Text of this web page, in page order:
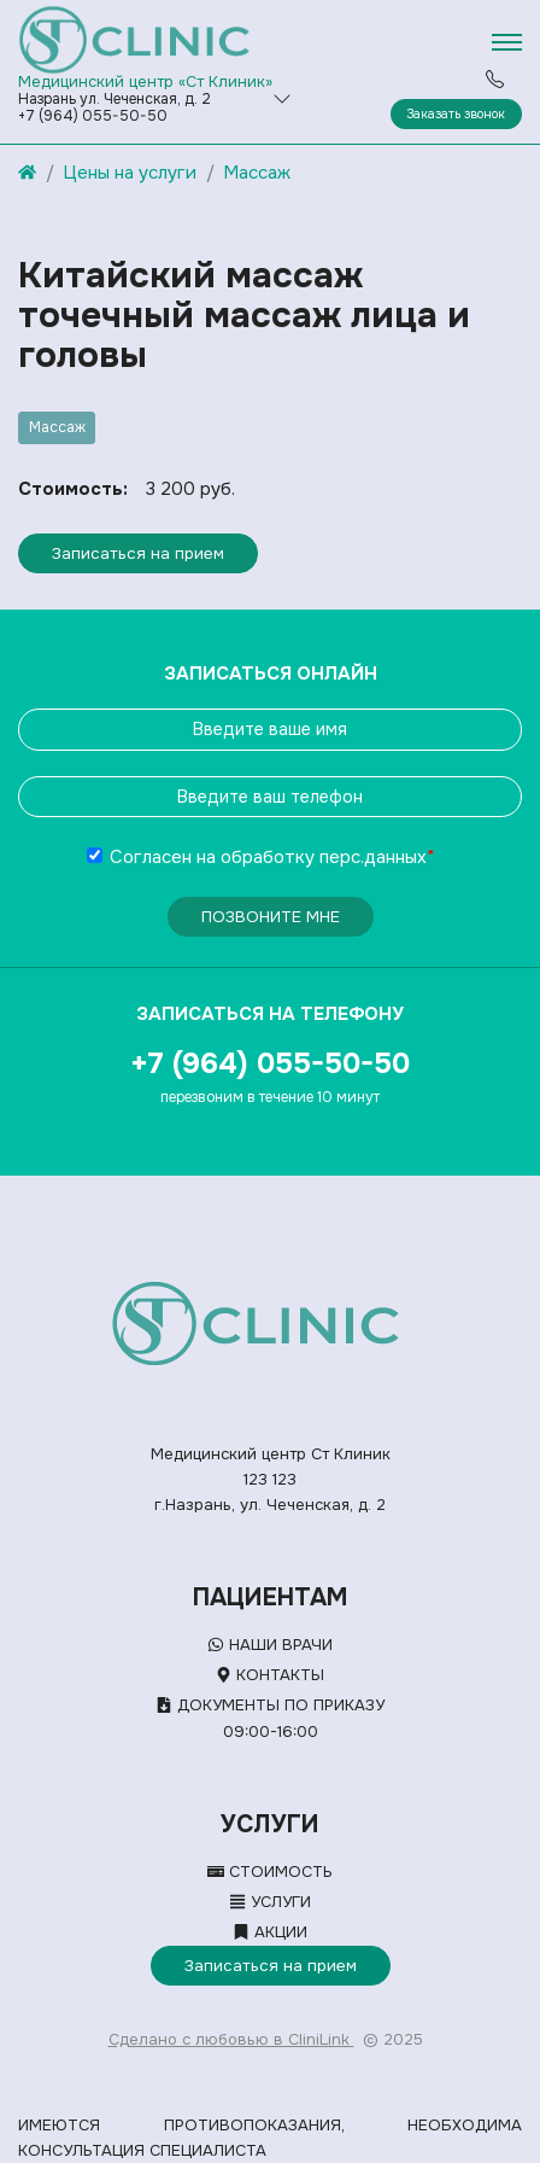
Медицинский центр «Ст Клиник»
Назрань ул. Чеченская, д. 2
+7 (964) 055-50-50
Заказать звонок
Цены на услуги Массаж
Китайский массаж
точечный массаж лица и
головы
Массаж
Стоимость: 3 200 руб.
Записаться на прием
ЗАПИСАТЬСЯ ОНЛАЙН
Согласен на обработку перс.данных*
ПОЗВОНИТЕ МНЕ
ЗАПИСАТЬСЯ НА ТЕЛЕФОНУ
+7 (964) 055-50-50
перезвоним в течение 10 минут
Медицинский центр Ст Клиник
123 123
г.Назрань, ул. Чеченская, д. 2
ПАЦИЕНТАМ
НАШИ ВРАЧИ
КОНТАКТЫ
ДОКУМЕНТЫ ПО ПРИКАЗУ
09:00-16:00
УСЛУГИ
СТОИМОСТЬ
УСЛУГИ
АКЦИИ
Записаться на прием
Сделано с любовью в CliniLink © 2025
ИМЕЮТСЯ ПРОТИВОПОКАЗАНИЯ, НЕОБХОДИМА
КОНСУЛЬТАЦИЯ СПЕЦИАЛИСТА